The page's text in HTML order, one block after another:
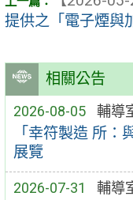
相關公告
2026-08-05 輔導
「幸符製造 所
展覽
2026-07-31 輔導
提供之「電子煙與